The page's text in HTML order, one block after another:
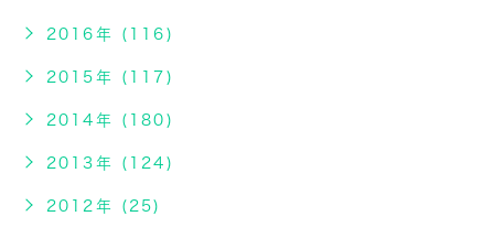
2016年 (116)
2015年 (117)
2014年 (180)
2013年 (124)
2012年 (25)